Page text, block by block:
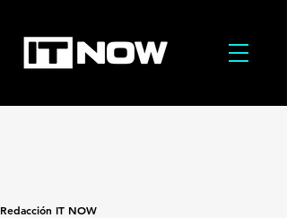
Redacción IT NOW